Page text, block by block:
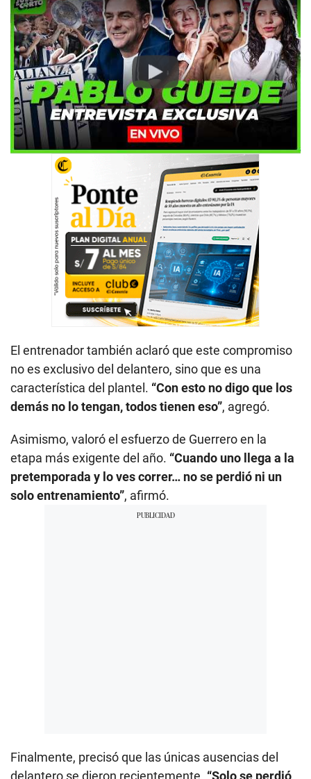
Play
El entrenador también aclaró que este compromiso
no es exclusivo del delantero, sino que es una
característica del plantel. “Con esto no digo que los
demás no lo tengan, todos tienen eso”, agregó.
Asimismo, valoró el esfuerzo de Guerrero en la
etapa más exigente del año. “Cuando uno llega a la
pretemporada y lo ves correr… no se perdió ni un
solo entrenamiento”, afirmó.
Finalmente, precisó que las únicas ausencias del